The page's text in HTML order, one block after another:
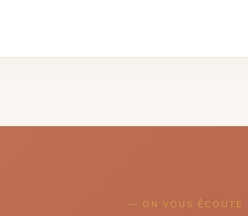
— ON VOUS ÉCOUTE